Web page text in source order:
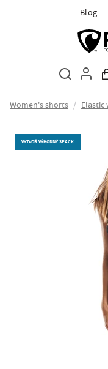
Blog
Women's shorts / Elastic
VYTVOŘ VÝHODNÝ 3PACK